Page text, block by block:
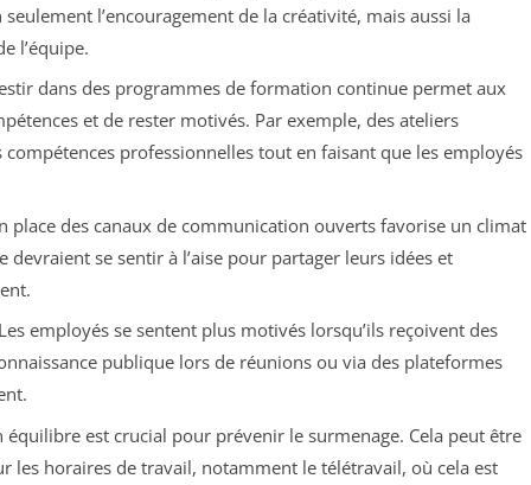
l’encouragement de la créativité, mais aussi la
l’équipe.
dans des programmes de formation continue permet aux
et de rester motivés. Par exemple, des ateliers
professionnelles tout en faisant que les employés
place des canaux de communication ouverts favorise un climat
devraient se sentir à l’aise pour partager leurs idées et
employés se sentent plus motivés lorsqu’ils reçoivent des
publique lors de réunions ou via des plateformes
est crucial pour prévenir le surmenage. Cela peut être
les horaires de travail, notamment le télétravail, où cela est